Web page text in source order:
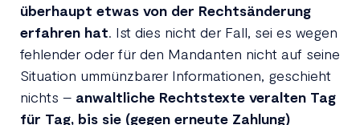
überhaupt etwas von der Rechtsänderung
erfahren hat. Ist dies nicht der Fall, sei es wegen
fehlender oder für den Mandanten nicht auf seine
Situation ummünzbarer Informationen, geschieht
nichts – anwaltliche Rechtstexte veralten Tag
für Tag, bis sie (gegen erneute Zahlung)